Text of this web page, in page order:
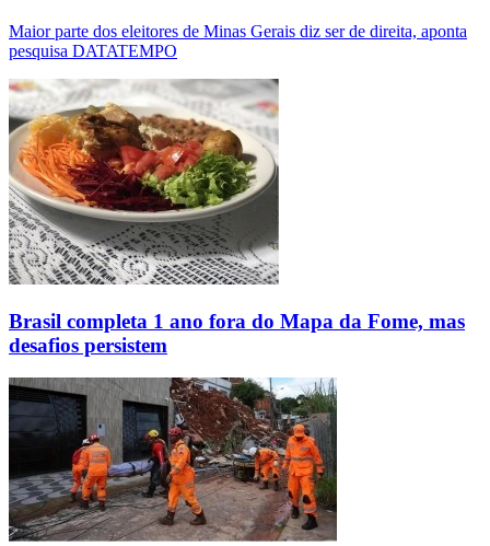
Maior parte dos eleitores de Minas Gerais diz ser de direita, aponta
pesquisa DATATEMPO
Brasil completa 1 ano fora do Mapa da Fome, mas
desafios persistem